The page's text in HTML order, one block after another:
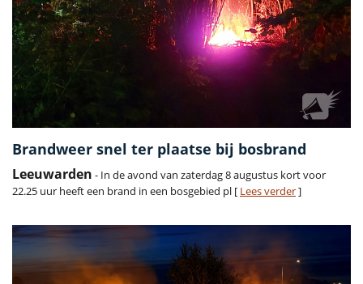
Brandweer snel ter plaatse bij bosbrand
Leeuwarden - In de avond van zaterdag 8 augustus kort voor
22.25 uur heeft een brand in een bosgebied pl [ Lees verder]